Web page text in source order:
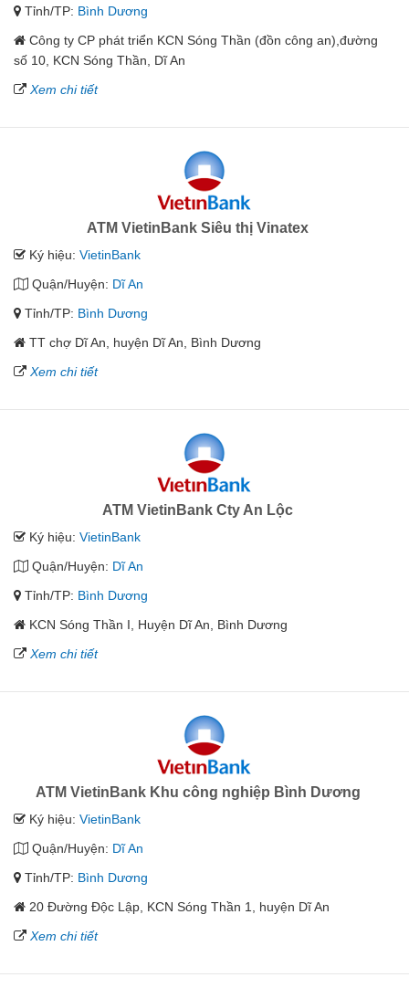
Tỉnh/TP: Bình Dương
Công ty CP phát triển KCN Sóng Thần (đồn công an),đường
số 10, KCN Sóng Thần, Dĩ An
Xem chi tiết
ATM VietinBank Siêu thị Vinatex
Ký hiệu: VietinBank
Quận/Huyện: Dĩ An
Tỉnh/TP: Bình Dương
TT chợ Dĩ An, huyện Dĩ An, Bình Dương
Xem chi tiết
ATM VietinBank Cty An Lộc
Ký hiệu: VietinBank
Quận/Huyện: Dĩ An
Tỉnh/TP: Bình Dương
KCN Sóng Thần I, Huyện Dĩ An, Bình Dương
Xem chi tiết
ATM VietinBank Khu công nghiệp Bình Dương
Ký hiệu: VietinBank
Quận/Huyện: Dĩ An
Tỉnh/TP: Bình Dương
20 Đường Độc Lập, KCN Sóng Thần 1, huyện Dĩ An
Xem chi tiết